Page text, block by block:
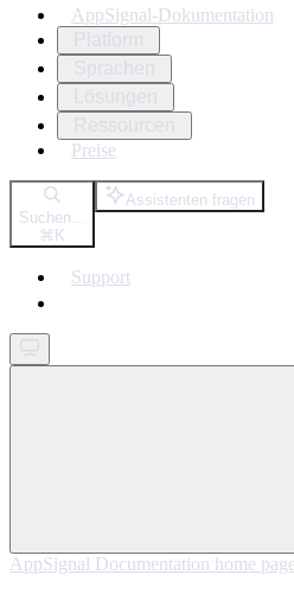
AppSignal-Dokumentation
Preise
Suchen...
⌘ K
Assistenten fragen
Support
AppSignal Documentation home page